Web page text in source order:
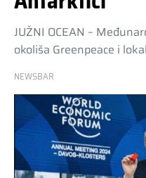
JUŽNI OCEAN –
okoliša Greenpeace i
NEWSBAR